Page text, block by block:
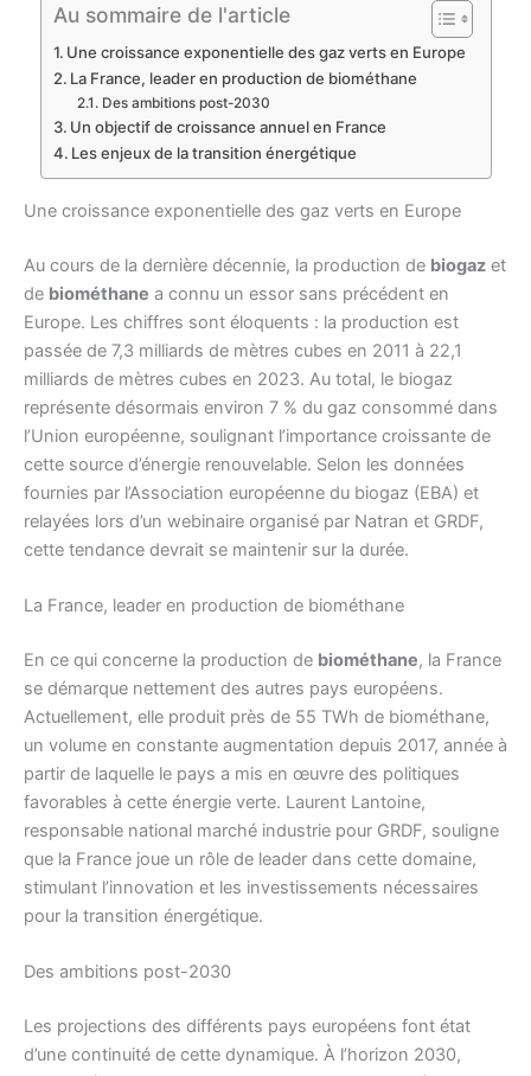
Au sommaire de l'article
Une croissance exponentielle des gaz verts en Europe
La France, leader en production de biométhane
Des ambitions post-2030
Un objectif de croissance annuel en France
Les enjeux de la transition énergétique
Une croissance exponentielle des gaz verts en Europe
Au cours de la dernière décennie, la production de biogaz et
de biométhane a connu un essor sans précédent en
Europe. Les chiffres sont éloquents : la production est
passée de 7,3 milliards de mètres cubes en 2011 à 22,1
milliards de mètres cubes en 2023. Au total, le biogaz
représente désormais environ 7 % du gaz consommé dans
l’Union européenne, soulignant l’importance croissante de
cette source d’énergie renouvelable. Selon les données
fournies par l’Association européenne du biogaz (EBA) et
relayées lors d’un webinaire organisé par Natran et GRDF,
cette tendance devrait se maintenir sur la durée.
La France, leader en production de biométhane
En ce qui concerne la production de biométhane, la France
se démarque nettement des autres pays européens.
Actuellement, elle produit près de 55 TWh de biométhane,
un volume en constante augmentation depuis 2017, année à
partir de laquelle le pays a mis en œuvre des politiques
favorables à cette énergie verte. Laurent Lantoine,
responsable national marché industrie pour GRDF, souligne
que la France joue un rôle de leader dans cette domaine,
stimulant l’innovation et les investissements nécessaires
pour la transition énergétique.
Des ambitions post-2030
Les projections des différents pays européens font état
d’une continuité de cette dynamique. À l’horizon 2030,